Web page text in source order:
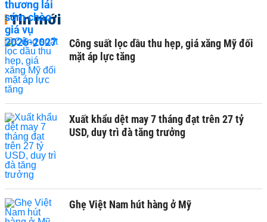
Tin mới
Công suất lọc dầu thu hẹp, giá xăng Mỹ đối
mặt áp lực tăng
Xuất khẩu dệt may 7 tháng đạt trên 27 tỷ
USD, duy trì đà tăng trưởng
Ghẹ Việt Nam hút hàng ở Mỹ